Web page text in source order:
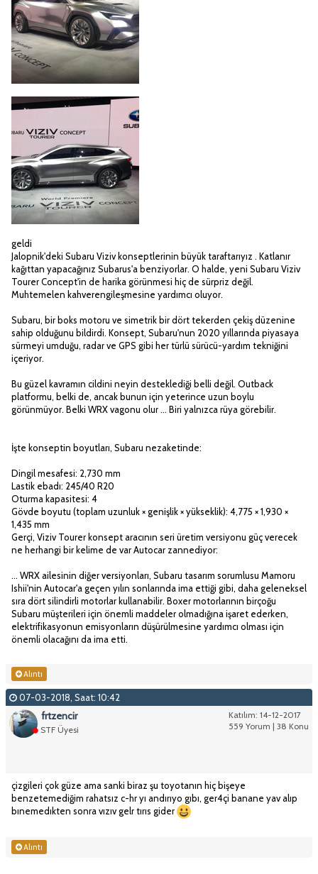
geldi
Jalopnik'deki Subaru Viziv konseptlerinin büyük taraftarıyız . Katlanır
kağıttan yapacağınız Subarus'a benziyorlar. O halde, yeni Subaru Viziv
Tourer Concept'in de harika görünmesi hiç de sürpriz değil.
Muhtemelen kahverengileşmesine yardımcı oluyor.
Subaru, bir boks motoru ve simetrik bir dört tekerden çekiş düzenine
sahip olduğunu bildirdi. Konsept, Subaru'nun 2020 yıllarında piyasaya
sürmeyi umduğu, radar ve GPS gibi her türlü sürücü-yardım tekniğini
içeriyor.
Bu güzel kavramın cildini neyin desteklediği belli değil. Outback
platformu, belki de, ancak bunun için yeterince uzun boylu
görünmüyor. Belki WRX vagonu olur ... Biri yalnızca rüya görebilir.
İşte konseptin boyutları, Subaru nezaketinde:
Dingil mesafesi: 2,730 mm
Lastik ebadı: 245/40 R20
Oturma kapasitesi: 4
Gövde boyutu (toplam uzunluk × genişlik × yükseklik): 4,775 × 1,930 ×
1,435 mm
Gerçi, Viziv Tourer konsept aracının seri üretim versiyonu güç verecek
ne herhangi bir kelime de var Autocar zannediyor:
... WRX ailesinin diğer versiyonları, Subaru tasarım sorumlusu Mamoru
Ishii'nin Autocar'a geçen yılın sonlarında ima ettiği gibi, daha geleneksel
sıra dört silindirli motorlar kullanabilir. Boxer motorlarının birçoğu
Subaru müşterileri için önemli maddeler olmadığına işaret ederken,
elektrifikasyonun emisyonların düşürülmesine yardımcı olması için
önemli olacağını da ima etti.
Alıntı
07-03-2018, Saat: 10:42
Katılım: 14-12-2017
559 Yorum | 38 Konu
frtzencir
STF Üyesi
çizgileri çok güze ama sanki biraz şu toyotanın hiç bişeye
benzetemediğim rahatsız c-hr yı andırıyo gıbı, ger4çi banane yav alıp
bınemedıkten sonra vızıv gelr tırıs gider
Alıntı